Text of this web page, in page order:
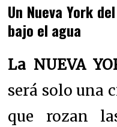
Un Nueva York
bajo el agua
La NUEVA
será solo una
que rozan